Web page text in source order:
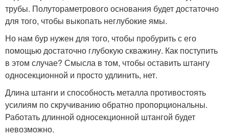
трубы. Полутораметрового основания будет достаточно
для того, чтобы выкопать неглубокие ямы.
Но нам бур нужен для того, чтобы пробурить с его
помощью достаточно глубокую скважину. Как поступить
в этом случае? Смысла в том, чтобы оставить штангу
односекционной и просто удлинить, нет.
Длина штанги и способность металла противостоять
усилиям по скручиванию обратно пропорциональны.
Работать длинной односекционной штангой будет
невозможно.